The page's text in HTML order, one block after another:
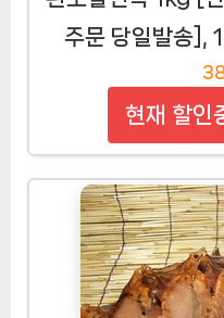
주문 당일발송],
현재 할인